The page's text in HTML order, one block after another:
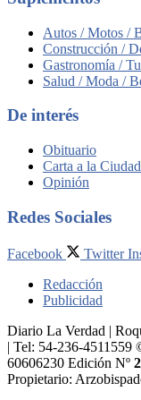
Autos / Motos /
Construcción /
Gastronomía /
Salud / Moda /
De interés
Obituario
Carta a la Ciudad
Opinión
Redes Sociales
Facebook Twitter
Redacción
Publicidad
Diario La Verdad |
| Tel: 54-236-4511559
60606230 Edición Nº
Propietario:​